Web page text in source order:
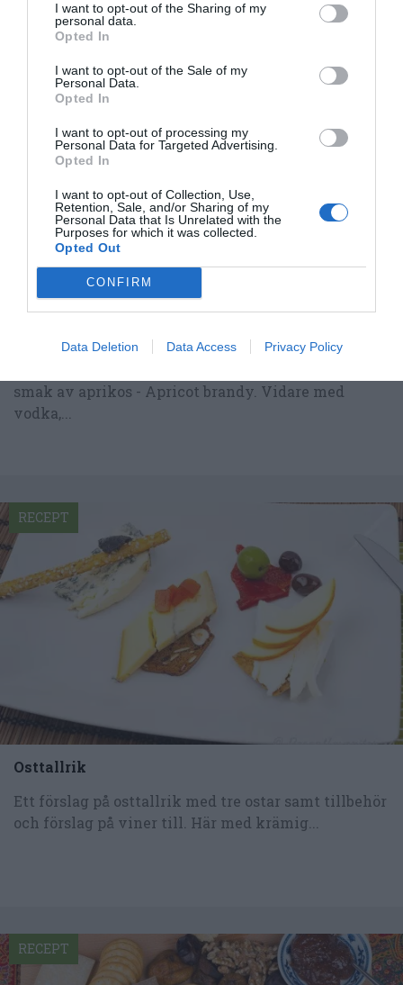
I want to opt-out of the Sharing of my
personal data.
Opted In
I want to opt-out of the Sale of my
Personal Data.
Opted In
I want to opt-out of processing my
Personal Data for Targeted Advertising.
Opted In
I want to opt-out of Collection, Use,
Retention, Sale, and/or Sharing of my
Personal Data that Is Unrelated with the
Purposes for which it was collected.
Opted Out
CONFIRM
Data Deletion Data Access Privacy Policy
Screwdriver med Apricot brandy
smak av aprikos - Apricot brandy. Vidare med
vodka,...
RECEPT
Osttallrik
Ett förslag på osttallrik med tre ostar samt tillbehör
och förslag på viner till. Här med krämig...
RECEPT
RECEPT